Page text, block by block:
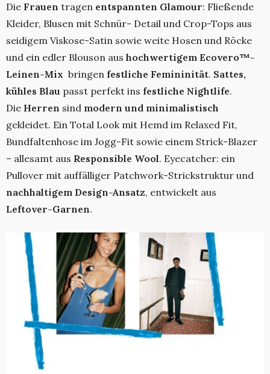
Die Frauen tragen entspannten Glamour: Fließende
Kleider, Blusen mit Schnür- Detail und Crop-Tops aus
seidigem Viskose-Satin sowie weite Hosen und Röcke
und ein edler Blouson aus hochwertigem Ecovero™-
Leinen-Mix bringen festliche Femininität. Sattes,
kühles Blau passt perfekt ins festliche Nightlife.
Die Herren sind modern und minimalistisch
gekleidet. Ein Total Look mit Hemd im Relaxed Fit,
Bundfaltenhose im Jogg-Fit sowie einem Strick-Blazer
– allesamt aus Responsible Wool. Eyecatcher: ein
Pullover mit auffälliger Patchwork-Strickstruktur und
nachhaltigem Design-Ansatz, entwickelt aus
Leftover-Garnen.